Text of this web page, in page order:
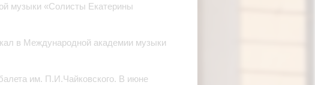
музыки «Солисты Екатерины
в Международной академии музыки
им. П.И.Чайковского. В июне